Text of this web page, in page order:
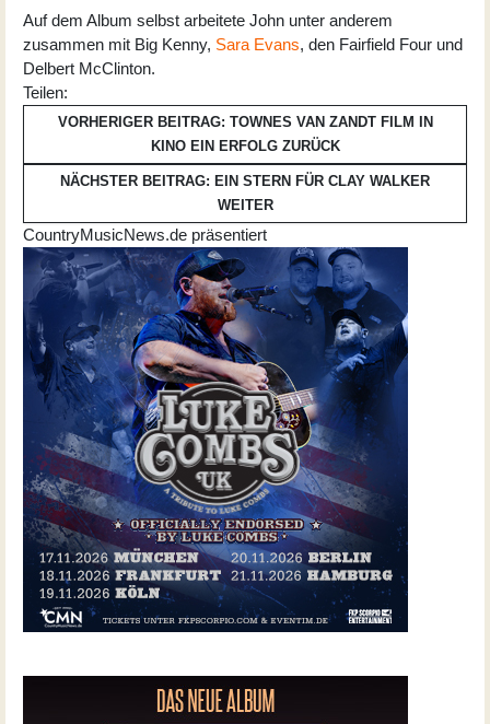
Auf dem Album selbst arbeitete John unter anderem
zusammen mit Big Kenny, Sara Evans, den Fairfield Four und
Delbert McClinton.
Teilen:
VORHERIGER BEITRAG: TOWNES VAN ZANDT FILM IN
KINO EIN ERFOLG ZURÜCK
NÄCHSTER BEITRAG: EIN STERN FÜR CLAY WALKER
WEITER
CountryMusicNews.de präsentiert